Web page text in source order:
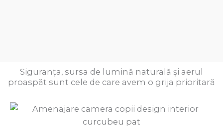
Siguranța, sursa de lumină naturală și aerul
proaspăt sunt cele de care avem o grija prioritară